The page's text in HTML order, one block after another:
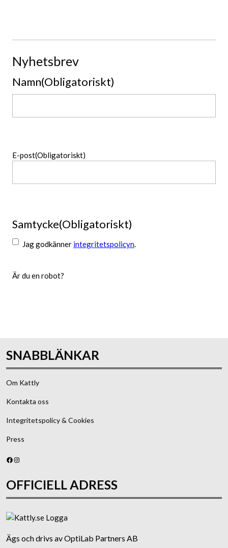
Nyhetsbrev
Namn(Obligatoriskt)
E-post(Obligatoriskt)
Samtycke(Obligatoriskt)
Jag godkänner integritetspolicyn.
Är du en robot?
SNABBLÄNKAR
Om Kattly
Kontakta oss
Integritetspolicy & Cookies
Press
Facebook
Instagram
OFFICIELL ADRESS
Ägs och drivs av OptiLab Partners AB